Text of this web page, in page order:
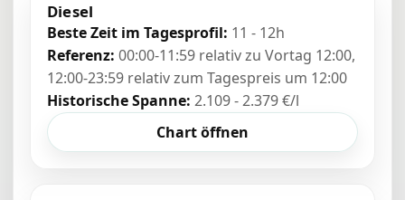
Diesel
Beste Zeit im Tagesprofil: 11 - 12h
Referenz: 00:00-11:59 relativ zu Vortag 12:00,
12:00-23:59 relativ zum Tagespreis um 12:00
Historische Spanne: 2.109 - 2.379 €/l
Chart öffnen